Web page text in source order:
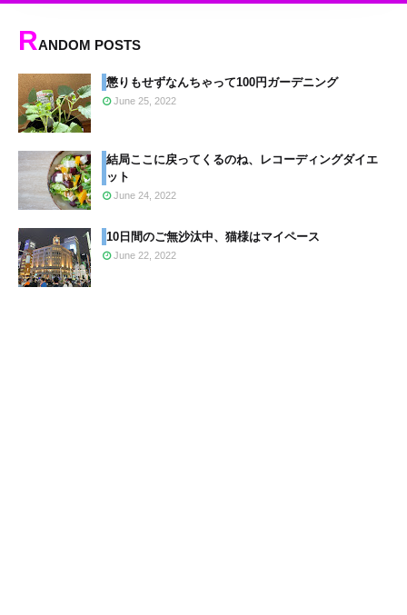
RANDOM POSTS
懲りもせずなんちゃって100円ガーデニング
June 25, 2022
結局ここに戻ってくるのね、レコーディングダイエ
ット
June 24, 2022
10日間のご無沙汰中、猫様はマイペース
June 22, 2022